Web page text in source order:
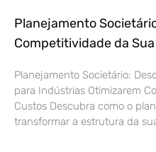
Planejamento
Competitividade da
Planejamento Societário:
para Indústrias Otimizarem
Custos Descubra como o
transformar a estrutura da